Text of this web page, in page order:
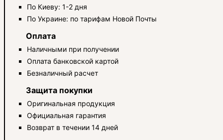
По Киеву: 1-2 дня
По Украине: по тарифам Новой Почты
Оплата
Наличными при получении
Оплата банковской картой
Безналичный расчет
Защита покупки
Оригинальная продукция
Официальная гарантия
Возврат в течении 14 дней